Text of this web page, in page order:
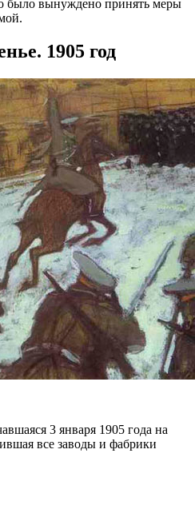
было вынуждено принять меры
1905 год
3 января 1905 года на
все заводы и фабрики